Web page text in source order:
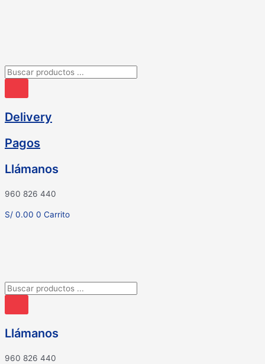
Búsqueda
productos
Delivery
Pagos
Llámanos
960 826 440
S/ 0.00 0 Carrito
Búsqueda
productos
Llámanos
960 826 440